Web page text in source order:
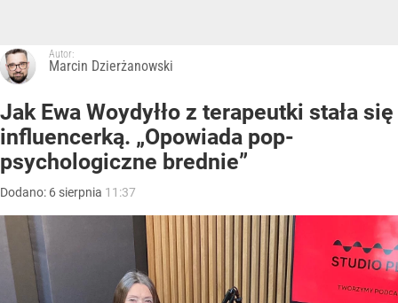
Autor:
Marcin Dzierżanowski
Jak Ewa Woydyłło z terapeutki stała się
influencerką. „Opowiada pop-
psychologiczne brednie”
Dodano: 6 sierpnia 11:37